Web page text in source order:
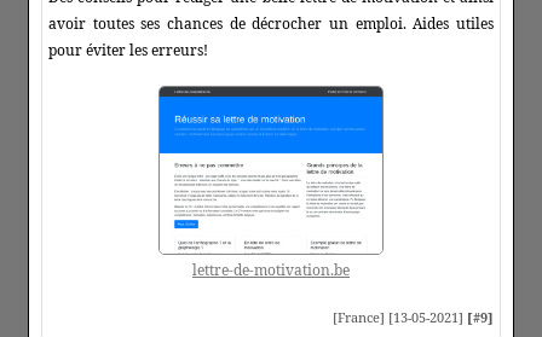
avoir toutes ses chances de décrocher un emploi. Aides utiles
pour éviter les erreurs!
lettre-de-motivation.be
[France] [13-05-2021] [#9]